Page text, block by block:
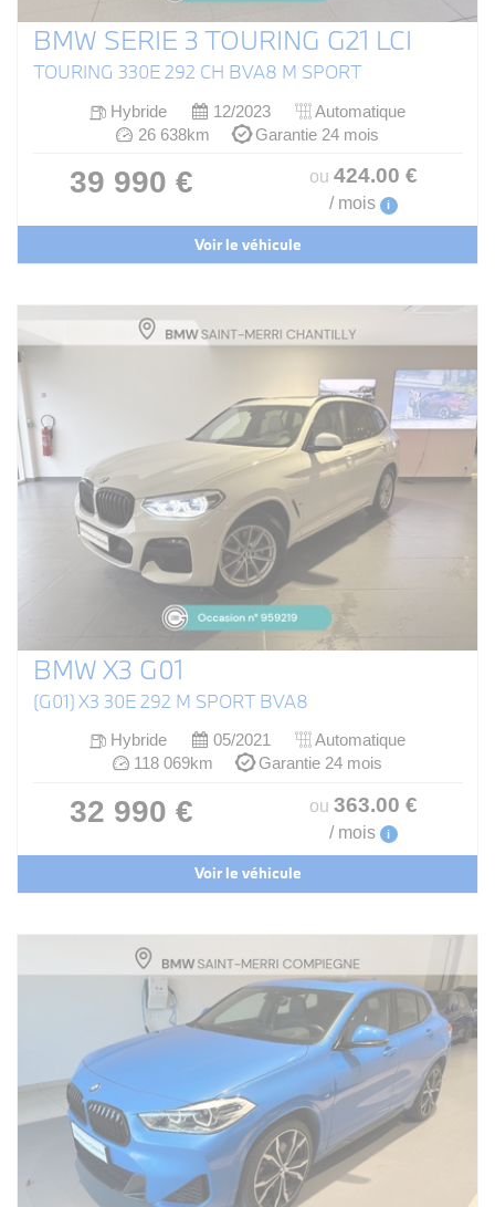
BMW SERIE 3 TOURING G21 LCI
TOURING 330E 292 CH BVA8 M SPORT
Hybride 12/2023
Automatique
26 638km
Garantie 24 mois
39 990 € ou 424.00 €
/ mois i
Voir le véhicule
BMW X3 G01
(G01) X3 30E 292 M SPORT BVA8
Hybride 05/2021
Automatique
118 069km
Garantie 24 mois
32 990 € ou 363.00 €
/ mois i
Voir le véhicule